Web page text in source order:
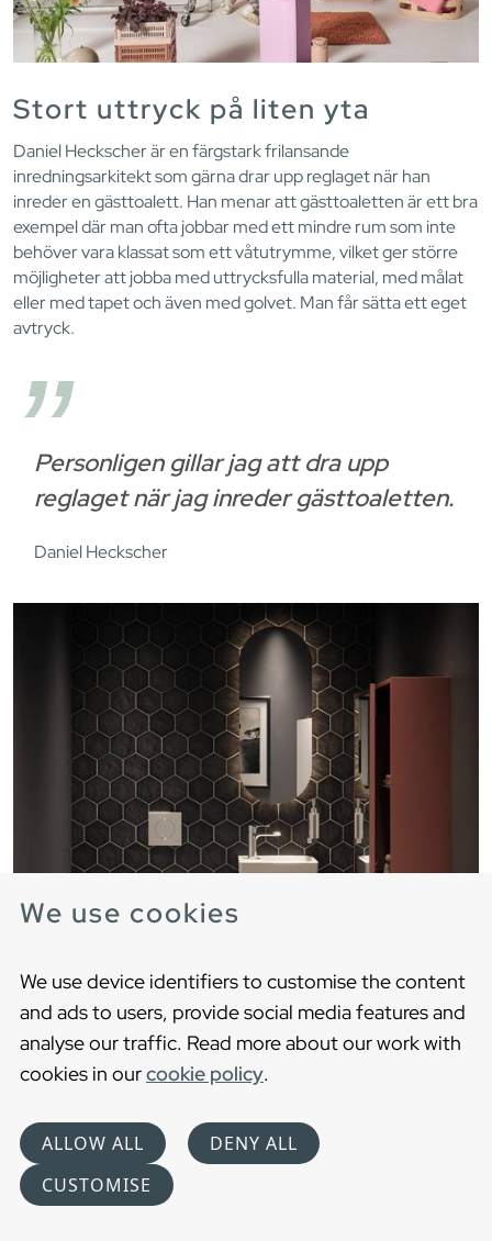
We use cookies
We use device identifiers to customise the content
and ads to users, provide social media features and
analyse our traffic. Read more about our work with
cookies in ourcookie policy.
ALLOW ALL
DENY ALL
CUSTOMISE
Stort uttryck på liten yta
Daniel Heckscher är en färgstark frilansande
inredningsarkitekt som gärna drar upp reglaget när han
inreder en gästtoalett. Han menar att gästtoaletten är ett bra
exempel där man ofta jobbar med ett mindre rum som inte
behöver vara klassat som ett våtutrymme, vilket ger större
möjligheter att jobba med uttrycksfulla material, med målat
eller med tapet och även med golvet. Man får sätta ett eget
avtryck.
Personligen gillar jag att dra upp
reglaget när jag inreder gästtoaletten.
Daniel Heckscher